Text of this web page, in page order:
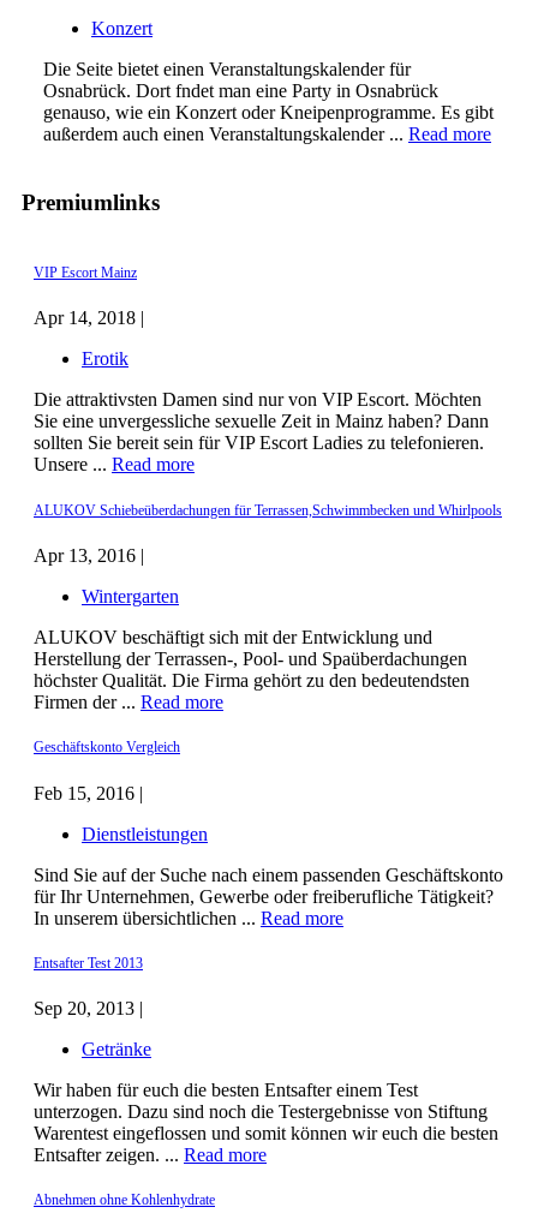
Premiumlinks
VIP Escort Mainz
Apr 14, 2018 |
Erotik
Die attraktivsten Damen sind nur von VIP Escort. Möchten
Sie eine unvergessliche sexuelle Zeit in Mainz haben? Dann
sollten Sie bereit sein für VIP Escort Ladies zu telefonieren.
Unsere ... Read more
ALUKOV Schiebeüberdachungen für Terrassen,Schwimmbecken und Whirlpools
Apr 13, 2016 |
Wintergarten
ALUKOV beschäftigt sich mit der Entwicklung und
Herstellung der Terrassen-, Pool- und Spaüberdachungen
höchster Qualität. Die Firma gehört zu den bedeutendsten
Firmen der ... Read more
Geschäftskonto Vergleich
Feb 15, 2016 |
Dienstleistungen
Sind Sie auf der Suche nach einem passenden Geschäftskonto
für Ihr Unternehmen, Gewerbe oder freiberufliche Tätigkeit?
In unserem übersichtlichen ... Read more
Entsafter Test 2013
Sep 20, 2013 |
Getränke
Wir haben für euch die besten Entsafter einem Test
unterzogen. Dazu sind noch die Testergebnisse von Stiftung
Warentest eingeflossen und somit können wir euch die besten
Entsafter zeigen. ... Read more
Abnehmen ohne Kohlenhydrate
Konzert
Die Seite bietet einen Veranstaltungskalender für
Osnabrück. Dort fndet man eine Party in Osnabrück
genauso, wie ein Konzert oder Kneipenprogramme. Es gibt
außerdem auch einen Veranstaltungskalender ... Read more